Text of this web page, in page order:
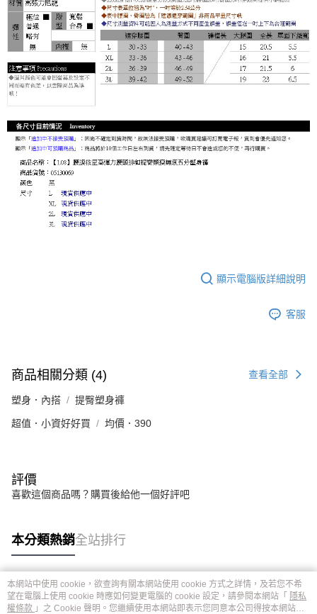
顯示電腦版詳細說明
客服
商品相關分類 (4) 查看全部
塑身．內搭 提臀塑身褲
超值．小資好好買 均價．390
評價
喜歡這個商品嗎？購買後給他一個好評吧
本分類熱銷全站排行
熱門標籤
本網站中使用 cookie，欲查詢有關本網站使用 cookie 方式之詳情，及若您不希
望在電腦上使用 cookie 時應如何變更電腦的 cookie 設定，請參閱本網站「 隱私
權條款 」之 Cookie 聲明。您繼續使用本網站即表示您同意本公司得按本網站使